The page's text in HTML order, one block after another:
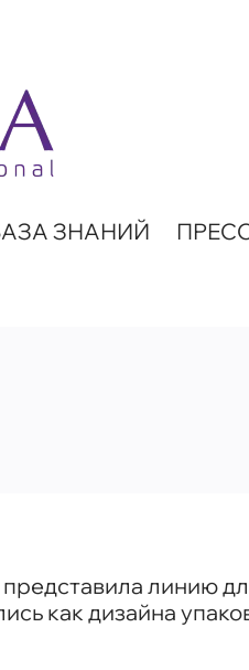
ЗНАНИЙ
линию
как дизайна